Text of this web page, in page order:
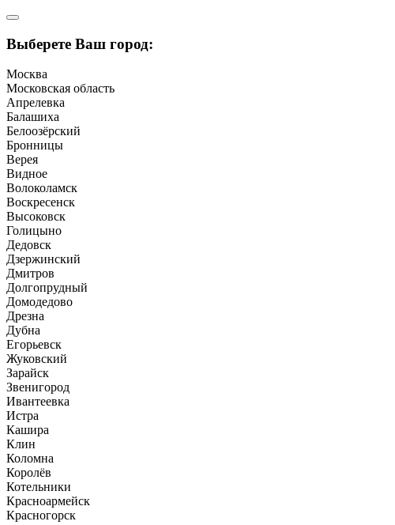
Выберете Ваш город:
Москва
Московская область
Апрелевка
Балашиха
Белоозёрский
Бронницы
Верея
Видное
Волоколамск
Воскресенск
Высоковск
Голицыно
Дедовск
Дзержинский
Дмитров
Долгопрудный
Домодедово
Дрезна
Дубна
Егорьевск
Жуковский
Зарайск
Звенигород
Ивантеевка
Истра
Кашира
Клин
Коломна
Королёв
Котельники
Красноармейск
Красногорск